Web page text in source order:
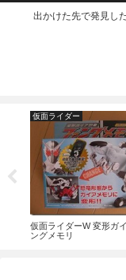
出かけた先で発見し
仮面ライダー
仮面ライダーW 変形ガ
ングメモリ